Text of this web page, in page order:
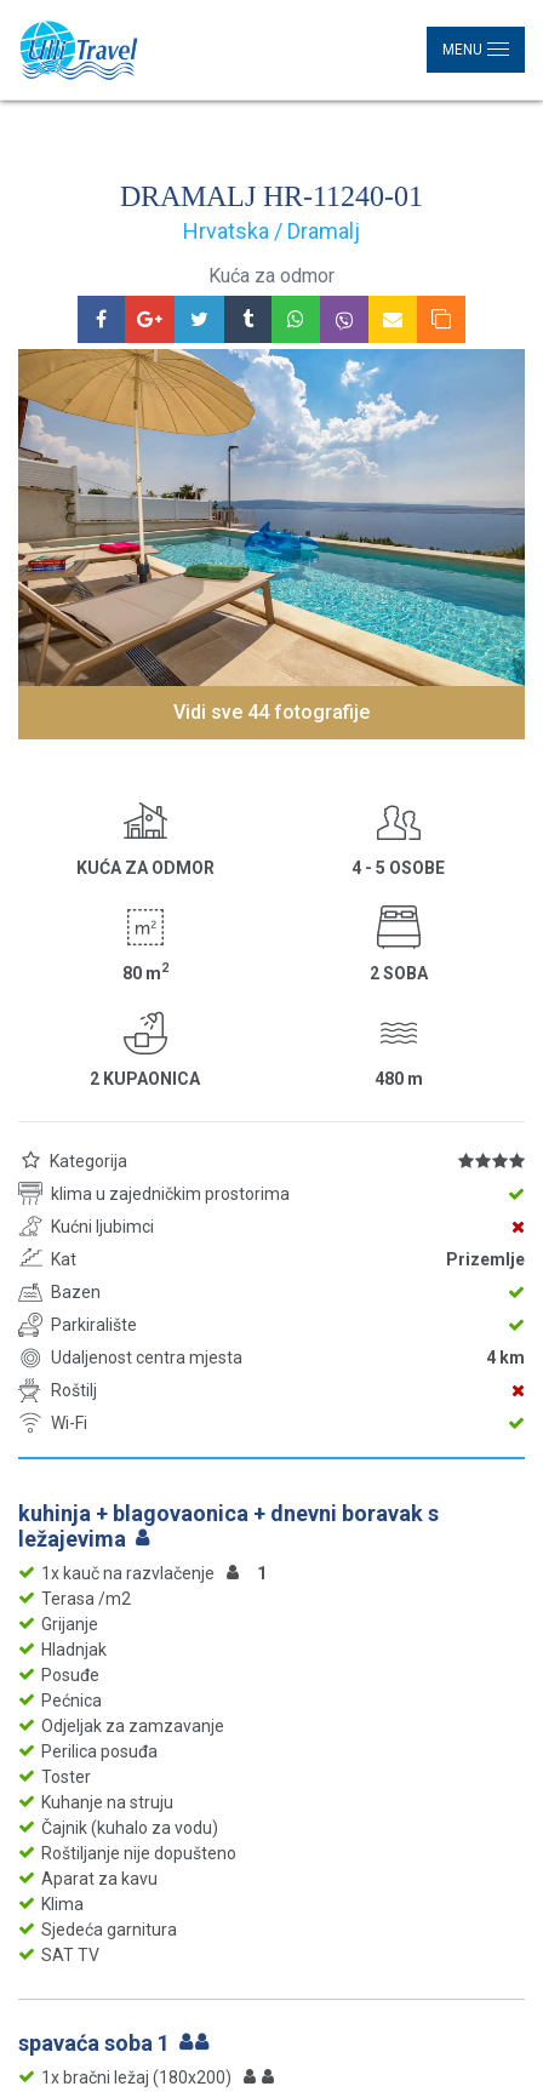
MENU
DRAMALJ HR-11240-01
Hrvatska / Dramalj
Kuća za odmor
Vidi sve 44 fotografije
KUĆA ZA ODMOR 4 - 5 OSOBE
80 m2 2 SOBA
2 KUPAONICA 480 m
Kategorija
klima u zajedničkim prostorima
Kućni ljubimci
Kat
Prizemlje
Bazen
Parkiralište
Udaljenost centra mjesta
4 km
Roštilj
Wi-Fi
kuhinja + blagovaonica + dnevni boravak s
ležajevima
1x kauč na razvlačenje
1
Terasa /m2
Grijanje
Hladnjak
Posuđe
Pećnica
Odjeljak za zamzavanje
Perilica posuđa
Toster
Kuhanje na struju
Čajnik (kuhalo za vodu)
Roštiljanje nije dopušteno
Aparat za kavu
Klima
Sjedeća garnitura
SAT TV
spavaća soba 1
1x bračni ležaj (180x200)